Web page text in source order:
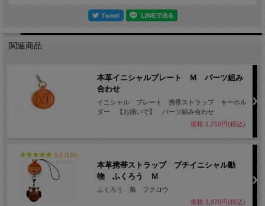
関連商品
本革イニシャルプレート Ｍ パーツ組み
合わせ
イニシャル プレート 携帯ストラップ キーホル
ダー 【お揃いで】 パーツ組み合わせ
価格:1,210円(税込)
5.0 (1件)
本革携帯ストラップ プチイニシャル動
物 ふくろう Ｍ
ふくろう 梟 フクロウ
価格:1,870円(税込)